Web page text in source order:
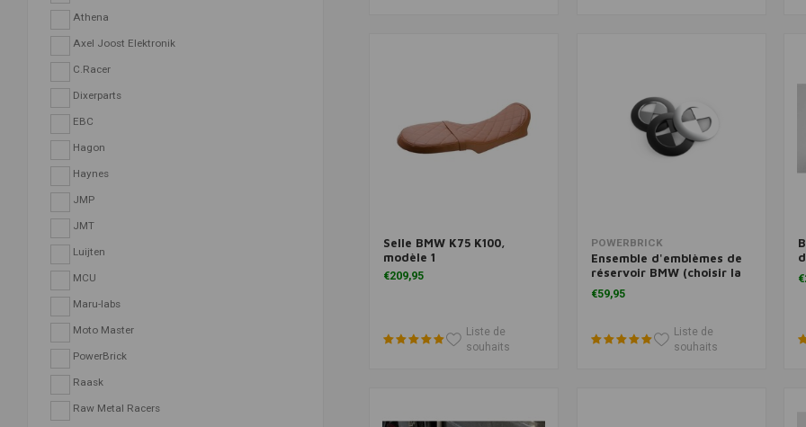
Athena
Axel Joost Elektronik
C.Racer
Dixerparts
EBC
Hagon
Haynes
JMP
JMT
Luijten
MCU
Maru-labs
Moto Master
PowerBrick
Raask
Raw Metal Racers
Ajouter au panier
Selle BMW K75 K100,
modèle 1
€209,95
Liste de
souhaits
Ajouter au panier
POWERBRICK
Ensemble d'emblèmes de
réservoir BMW (choisir la
variante)
€59,95
Liste de
souhaits